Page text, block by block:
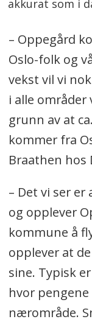
akkurat som i
– Oppegård
Oslo-folk og
vekst vil vi
i alle områder
grunn av at
kommer fra
Braathen hos
– Det vi ser
og opplever
kommune å
opplever at
sine. Typisk
hvor
nærområde.